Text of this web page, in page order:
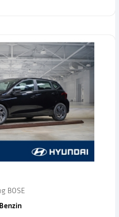
BOSE
Benzin